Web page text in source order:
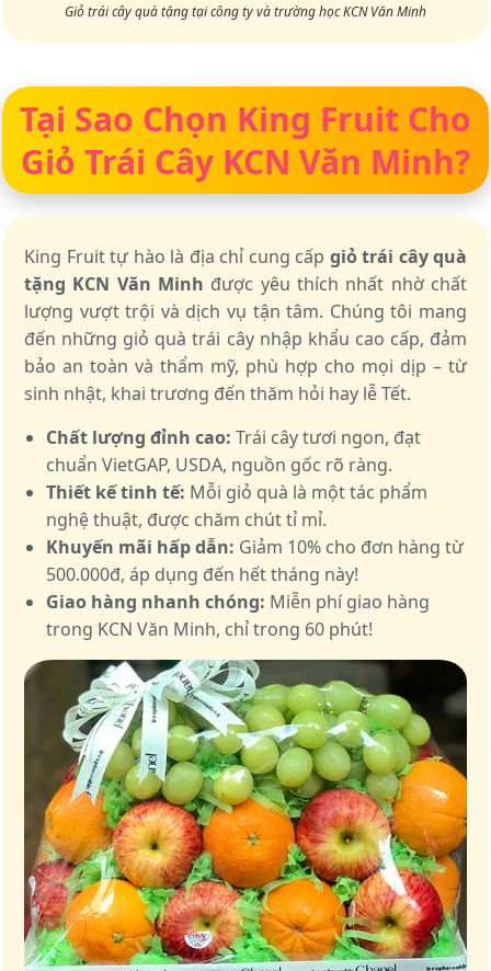
Giỏ trái cây quà tặng tại công ty và trường học KCN Văn Minh
Tại Sao Chọn King Fruit Cho
Giỏ Trái Cây KCN Văn Minh?
King Fruit tự hào là địa chỉ cung cấp giỏ trái cây quà
tặng KCN Văn Minh được yêu thích nhất nhờ chất
lượng vượt trội và dịch vụ tận tâm. Chúng tôi mang
đến những giỏ quà trái cây nhập khẩu cao cấp, đảm
bảo an toàn và thẩm mỹ, phù hợp cho mọi dịp – từ
sinh nhật, khai trương đến thăm hỏi hay lễ Tết.
Chất lượng đỉnh cao: Trái cây tươi ngon, đạt
chuẩn VietGAP, USDA, nguồn gốc rõ ràng.
Thiết kế tinh tế: Mỗi giỏ quà là một tác phẩm
nghệ thuật, được chăm chút tỉ mỉ.
Khuyến mãi hấp dẫn: Giảm 10% cho đơn hàng từ
500.000đ, áp dụng đến hết tháng này!
Giao hàng nhanh chóng: Miễn phí giao hàng
trong KCN Văn Minh, chỉ trong 60 phút!